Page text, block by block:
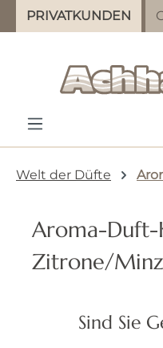
Zum Hauptinhalt
PRIVATKUNDEN
Sind Sie
Welt der Düfte
Aroma-Duft-
Zitrone/
Bildergalerie